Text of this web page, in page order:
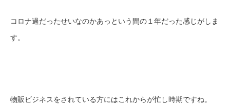
コロナ過だったせいなのかあっという間の１年だった感じがしま
す。
物販ビジネスをされている方にはこれからが忙し時期ですね。